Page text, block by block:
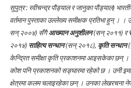
सुपुत्र : रवीचन्द्र पौड्याल र जानुका पौड्याल)
वर्तमान पुस्ताका उल्लेख्य समीक्षक प्रतिभा हुन् । ।
सन् २००४) सँगैआख्यान अनुशीलन(सन् २०११) र
२०१४) साहित्य सन्धान(सन् २०१८), कृति सन्धान
केन्द्रित समीक्षा कृति प्रकाशनमा आइसकेका छन् ।
कोश पनि प्रकाशनको सङ्घारमा रहेको छ । उनी
क्षेत्रमा कलम चलाइरहेका छन् । उनका लेखरचना